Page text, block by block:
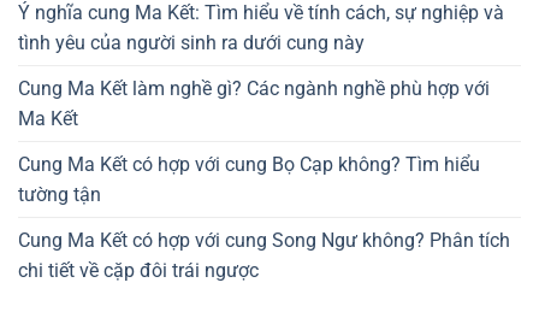
Ý nghĩa cung Ma Kết: Tìm hiểu về tính cách, sự nghiệp và
tình yêu của người sinh ra dưới cung này
Cung Ma Kết làm nghề gì? Các ngành nghề phù hợp với
Ma Kết
Cung Ma Kết có hợp với cung Bọ Cạp không? Tìm hiểu
tường tận
Cung Ma Kết có hợp với cung Song Ngư không? Phân tích
chi tiết về cặp đôi trái ngược